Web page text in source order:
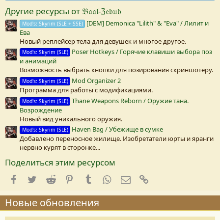
в
Другие ресурсы от 𝔅𝔞𝔞𝔩-ℨ𝔢𝔟𝔲𝔟
Mod's: Skyrim (SLE + SSE) [DEM] Demonica "Lilith" & "Eva" / Лилит и
Ева
Новый реплейсер тела для девушек и многое другое.
Mod's: Skyrim (SLE) Poser Hotkeys / Горячие клавиши выбора поз
и анимаций
Возможность выбрать кнопки для позирования скриншотеру.
Mod's: Skyrim (SLE) Mod Organizer 2
Программа для работы с модификациями.
Mod's: Skyrim (SLE) Thane Weapons Reborn / Оружие тана.
Возрождение
Новый вид уникального оружия.
Mod's: Skyrim (SLE) Haven Bag / Убежище в сумке
Добавлено переносное жилище. Изобретатели юрты и яранги
нервно курят в сторонке...
Поделиться этим ресурсом
Facebook
TwitterReddit PinterestTumblrWhatsApp
E-mail
Новые обновления